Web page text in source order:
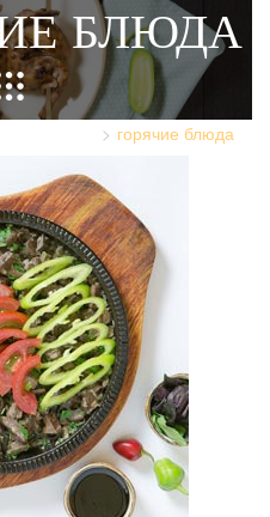
горячие блюда
БЛЮДА